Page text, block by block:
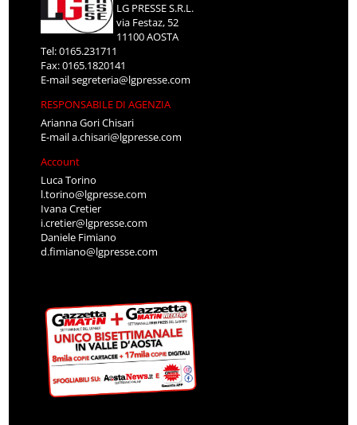
LG PRESSE S.R.L.
via Festaz, 52
11100 AOSTA
Tel: 0165.231711
Fax: 0165.1820141
E-mailsegreteria@lgpresse.com
RESPONSABILE DI AGENZIA
Arianna Gori Chisari
E-maila.chisari@lgpresse.com
Account
Luca Torino
l.torino@lgpresse.com
Ivana Cretier
i.cretier@lgpresse.com
Daniele Fimiano
d.fimiano@lgpresse.com